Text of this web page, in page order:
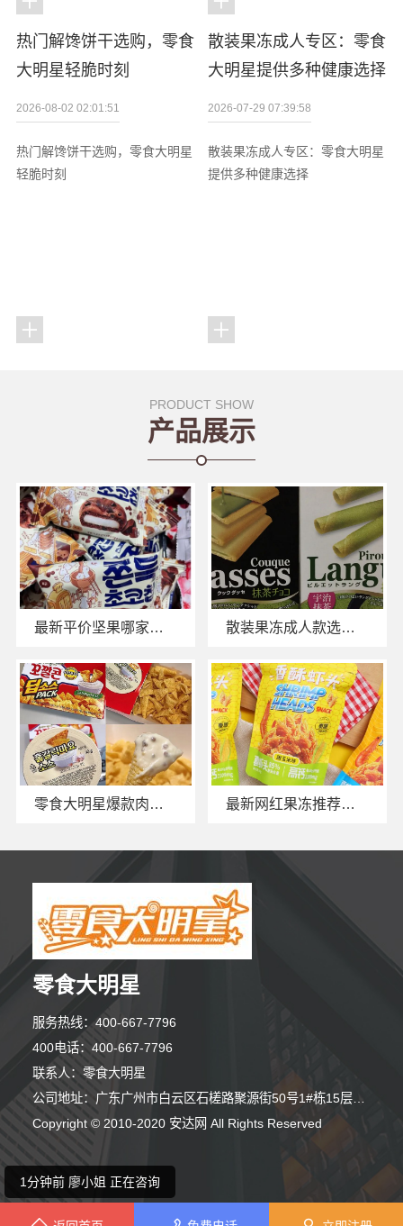
热门解馋饼干选购，零食
大明星轻脆时刻
2026-08-02 02:01:51
热门解馋饼干选购，零食大明星
轻脆时刻
散装果冻成人专区：零食
大明星提供多种健康选择
2026-07-29 07:39:58
散装果冻成人专区：零食大明星
提供多种健康选择
PRODUCT SHOW
产品展示
最新平价坚果哪家好？零食大明星口碑佳 散装果冻成人款选零食大明星健*味
零食大明星爆款肉脯家庭装，全家共享美味首选！ 最新网红果冻推荐：零食大明星果冻让你爱不释手！
零食大明星
服务热线：400-667-7796
400电话：400-667-7796
联系人：零食大明星
公司地址：广东广州市白云区石槎路聚源街50号1#栋15层1508室
Copyright © 2010-2020 安达网 All Rights Reserved
1分钟前 朱小姐 正在咨询
3分钟前 田先生 正在咨询
1分钟前 廖小姐 正在咨询